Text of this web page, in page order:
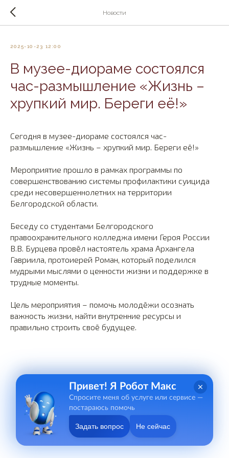
Новости
2025-10-23 12:00
В музее-диораме состоялся
час-размышление «Жизнь –
хрупкий мир. Береги её!»
Сегодня в музее-диораме состоялся час-
размышление «Жизнь – хрупкий мир. Береги её!»
Мероприятие прошло в рамках программы по
совершенствованию системы профилактики суицида
среди несовершеннолетних на территории
Белгородской области.
Беседу со студентами Белгородского
правоохранительного колледжа имени Героя России
В.В. Бурцева провёл настоятель храма Архангела
Гавриила, протоиерей Роман, который поделился
мудрыми мыслями о ценности жизни и поддержке в
трудные моменты.
Цель мероприятия – помочь молодёжи осознать
важность жизни, найти внутренние ресурсы и
правильно строить своё будущее.
Привет! Я Робот Макс
Спросите меня об услуге или сервисе —
постараюсь помочь
Задать вопрос Не сейчас